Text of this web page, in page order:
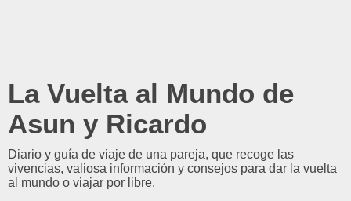
La Vuelta al Mundo de
Asun y Ricardo
Diario y guía de viaje de una pareja, que recoge las
vivencias, valiosa información y consejos para dar la vuelta
al mundo o viajar por libre.